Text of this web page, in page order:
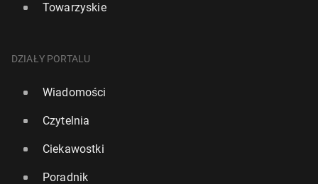
Towarzyskie
DZIAŁY PORTALU
Wiadomości
Czytelnia
Ciekawostki
Poradnik